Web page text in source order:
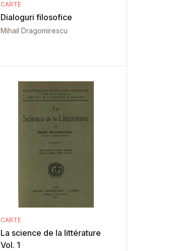
CARTE
Dialoguri filosofice
Mihail Dragomirescu
CARTE
La science de la littérature
Vol. 1